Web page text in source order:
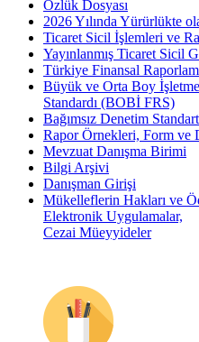
Özlük Dosyası
2026 Yılında Yürürlükte
Ticaret Sicil İşlemleri ve
Yayınlanmış Ticaret Sicil
Türkiye Finansal
Büyük ve Orta Boy
Standardı (BOBİ FRS)
Bağımsız Denetim
Rapor Örnekleri, Form ve
Mevzuat Danışma Birimi
Bilgi Arşivi
Danışman Girişi
Mükelleflerin Hakları ve
Elektronik Uygulamalar,
Cezai Müeyyideler